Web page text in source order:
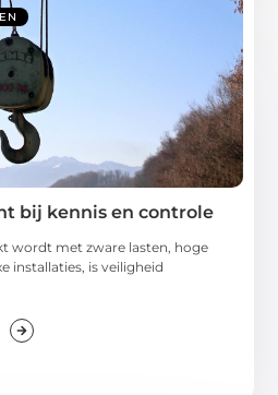
bij kennis en controle
wordt met zware lasten, hoge
installaties, is veiligheid